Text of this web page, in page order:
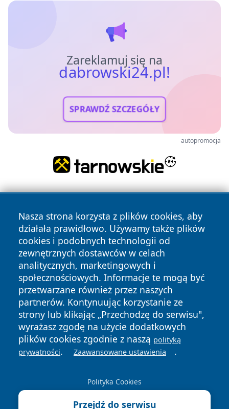
Zareklamuj się na
dabrowski24.pl!
SPRAWDŹ SZCZEGÓŁY
autopromocja
Nasza strona korzysta z plików cookies, aby
działała prawidłowo. Używamy także plików
cookies i podobnych technologii od
zewnętrznych dostawców w celach
analitycznych, marketingowych i
społecznościowych. Informacje te mogą być
przetwarzane również przez naszych
partnerów. Kontynuując korzystanie ze
strony lub klikając „Przechodzę do serwisu",
wyrażasz zgodę na użycie dodatkowych
plików cookies zgodnie z naszą polityką
prywatności. Zaawansowane ustawienia .
Polityka Cookies
Przejdź do serwisu
Copyright © 2026 dabrowski24.pl Wszystkie prawa
zastrzeżone.
News Autorzy
Polityka
Prywatności
Polityka
Cookies